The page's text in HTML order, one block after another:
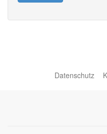
Datenschutz